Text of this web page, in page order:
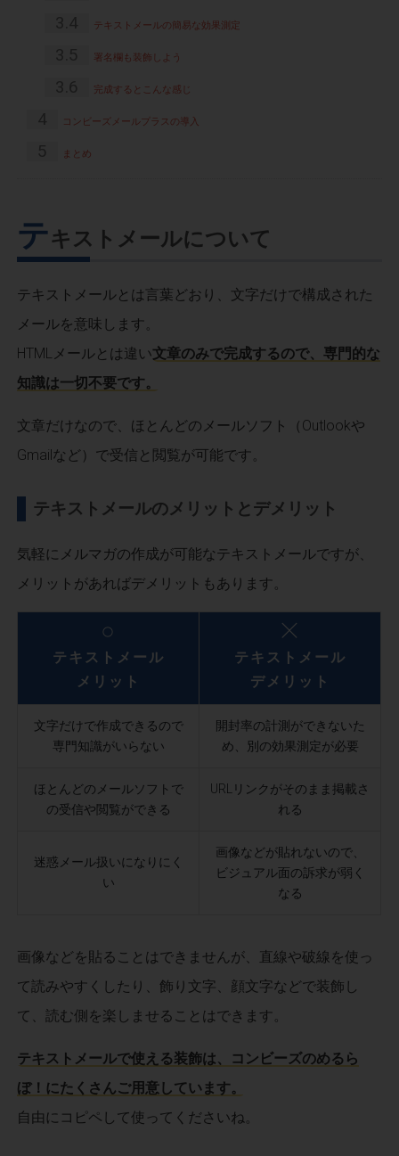
テキストメールの簡易な効果測定
署名欄も装飾しよう
完成するとこんな感じ
コンビーズメールプラスの導入
まとめ
テキストメールについて
テキストメールとは言葉どおり、文字だけで構成された
メールを意味します。
HTMLメールとは違い文章のみで完成するので、専門的な
知識は一切不要です。
文章だけなので、ほとんどのメールソフト（Outlookや
Gmailなど）で受信と閲覧が可能です。
テキストメールのメリットとデメリット
気軽にメルマガの作成が可能なテキストメールですが、
メリットがあればデメリットもあります。
テキストメール
メリット
テキストメール
デメリット
文字だけで作成できるので
専門知識がいらない
開封率の計測ができないた
め、別の効果測定が必要
ほとんどのメールソフトで
の受信や閲覧ができる
URLリンクがそのまま掲載さ
れる
迷惑メール扱いになりにく
い
画像などが貼れないので、
ビジュアル面の訴求が弱く
なる
画像などを貼ることはできませんが、直線や破線を使っ
て読みやすくしたり、飾り文字、顔文字などで装飾し
て、読む側を楽しませることはできます。
テキストメールで使える装飾は、コンビーズのめるら
ぼ！にたくさんご用意しています。
自由にコピペして使ってくださいね。